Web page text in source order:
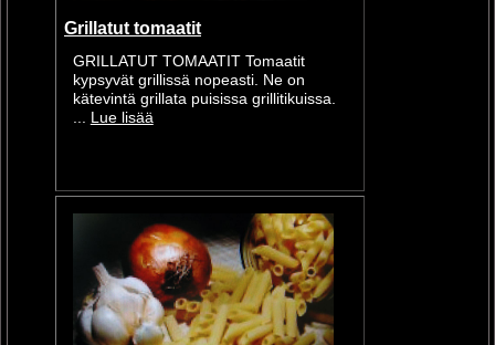
Grillatut tomaatit
GRILLATUT TOMAATIT Tomaatit
kypsyvät grillissä nopeasti. Ne on
kätevintä grillata puisissa grillitikuissa.
Lue lisää